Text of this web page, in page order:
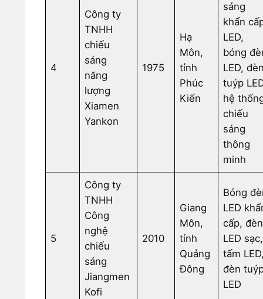
4
Công ty
TNHH
chiếu
sáng
năng
lượng
Xiamen
Yankon
1975
Hạ
Môn,
tỉnh
Phúc
Kiến
sáng
khẩn
LED,
bóng
LED,
tuýp
hệ
chiếu
sáng
thông
minh
5
Công ty
TNHH
Công
nghệ
chiếu
sáng
Jiangmen
Kofi
2010
Giang
Môn,
tỉnh
Quảng
Đông
Bóng
LED
cấp, đèn
LED sạc,
tấm
đèn
LED